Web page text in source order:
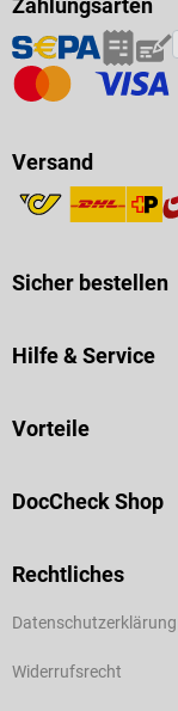
Versand
Sicher bestellen
Hilfe & Service
Vorteile
DocCheck Shop
Rechtliches
Datenschutzerklärung
Widerrufsrecht